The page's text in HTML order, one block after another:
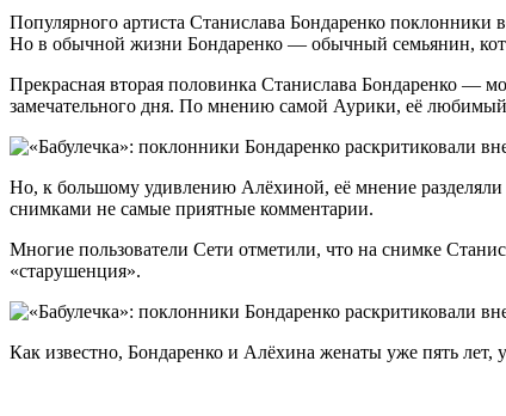
Популярного артиста Станислава Бондаренко поклонники
Но в обычной жизни Бондаренко — обычный семьянин,
Прекрасная вторая половинка Станислава Бондаренко —
замечательного дня. По мнению самой Аурики, её
Но, к большому удивлению Алёхиной, её мнение
снимками не самые приятные комментарии.
Многие пользователи Сети отметили, что на снимке
«старушенция».
Как известно, Бондаренко и Алёхина женаты уже пять